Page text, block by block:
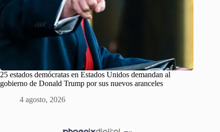
25 estados demócratas en Estados Unidos demandan al
gobierno de Donald Trump por sus nuevos aranceles
4 agosto, 2026